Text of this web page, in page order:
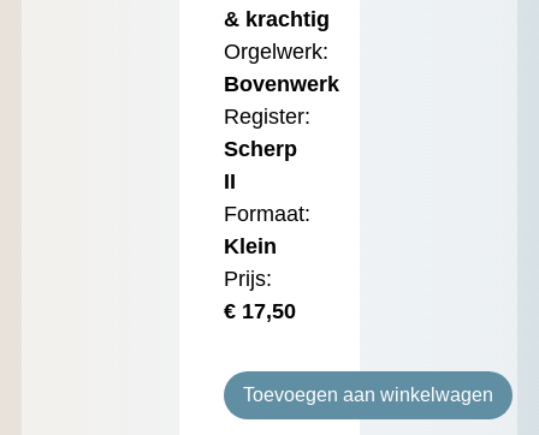
& krachtig
Orgelwerk:
Bovenwerk
Register:
Scherp
II
Formaat:
Klein
Prijs:
€17,50
Toevoegen aan winkelwagen